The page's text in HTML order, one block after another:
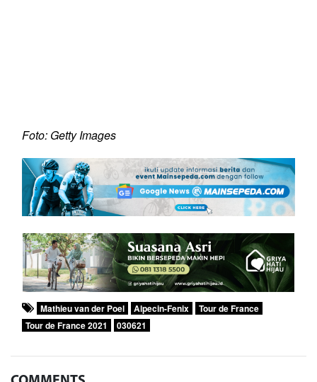
Foto: Getty Images
Mathieu van der Poel Alpecin-Fenix
Tour de France
Tour de France 2021
030621